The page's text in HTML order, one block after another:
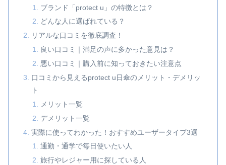
ブランド「protect u」の特徴とは？
どんな人に選ばれている？
リアルな口コミを徹底調査！
良い口コミ｜満足の声に多かった意見は？
悪い口コミ｜購入前に知っておきたい注意点
口コミから見えるprotect u日傘のメリット・デメリッ
ト
メリット一覧
デメリット一覧
実際に使ってわかった！おすすめユーザータイプ3選
通勤・通学で毎日使いたい人
旅行やレジャー用に探している人